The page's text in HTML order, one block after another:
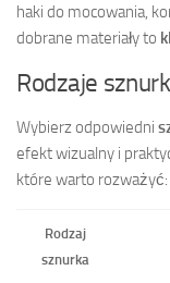
haki do mocowania,
dobrane materiały to
Rodzaje
Wybierz odpowiedni
efekt wizualny i
które warto rozważyć:
Rodzaj
sznurka